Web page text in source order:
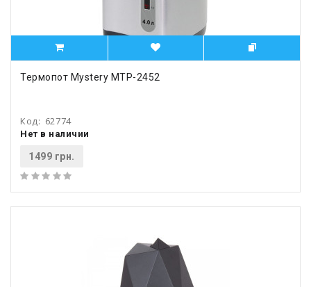
Термопот Mystery MTP-2452
Код: 62774
Нет в наличии
1499 грн.